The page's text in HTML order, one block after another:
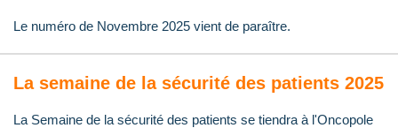
Le numéro de Novembre 2025 vient de paraître.
La semaine de la sécurité des patients 2025
La Semaine de la sécurité des patients se tiendra à l'Oncopole